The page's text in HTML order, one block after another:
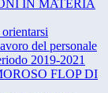
IN MATERIA
del personale
2019-2021
FLOP DI